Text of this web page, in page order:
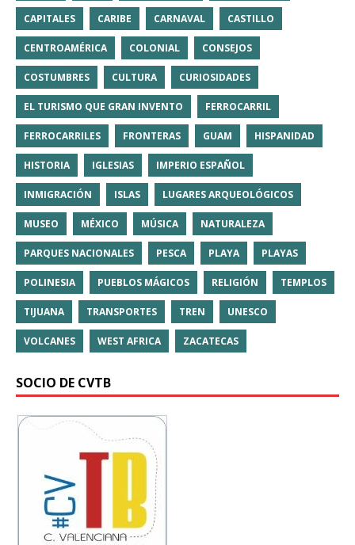
CAPITALES CARIBE CARNAVAL CASTILLO
CENTROAMÉRICA COLONIAL CONSEJOS
COSTUMBRES CULTURA CURIOSIDADES
EL TURISMO QUE GRAN INVENTO FERROCARRIL
FERROCARRILES FRONTERAS GUAM HISPANIDAD
HISTORIA IGLESIAS IMPERIO ESPAÑOL
INMIGRACIÓN ISLAS LUGARES ARQUEOLÓGICOS
MUSEO MÉXICO MÚSICA NATURALEZA
PARQUES NACIONALES PESCA PLAYA PLAYAS
POLINESIA PUEBLOS MÁGICOS RELIGIÓN TEMPLOS
TIJUANA TRANSPORTES TREN UNESCO
VOLCANES WEST AFRICA ZACATECAS
SOCIO DE CVTB